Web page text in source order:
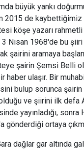
büyük yankı
2015 de
köşe yazarı rahmetli
3 Nisan 1968'de bu
şairini aramaya
şairin Şemsi Belli
haber ulaşır. Bir
bulup sorunca
ve şiirini ilk defa
yayınladığı, sonra
gönderdiği ortaya
dağlar gar altında